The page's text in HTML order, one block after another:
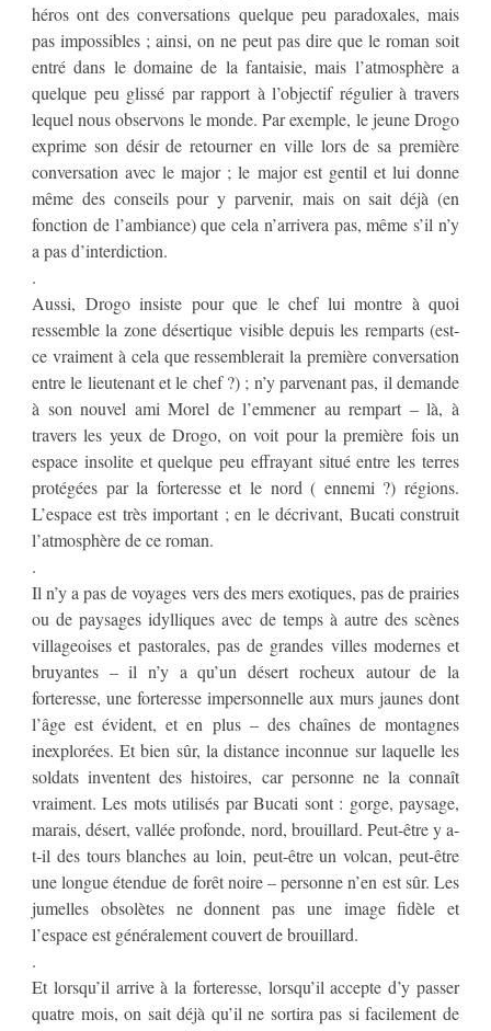
héros ont des conversations quelque peu paradoxales, mais
pas impossibles ; ainsi, on ne peut pas dire que le roman soit
entré dans le domaine de la fantaisie, mais l’atmosphère a
quelque peu glissé par rapport à l’objectif régulier à travers
lequel nous observons le monde. Par exemple, le jeune Drogo
exprime son désir de retourner en ville lors de sa première
conversation avec le major ; le major est gentil et lui donne
même des conseils pour y parvenir, mais on sait déjà (en
fonction de l’ambiance) que cela n’arrivera pas, même s’il n’y
a pas d’interdiction.
.
Aussi, Drogo insiste pour que le chef lui montre à quoi
ressemble la zone désertique visible depuis les remparts (est-
ce vraiment à cela que ressemblerait la première conversation
entre le lieutenant et le chef ?) ; n’y parvenant pas, il demande
à son nouvel ami Morel de l’emmener au rempart – là, à
travers les yeux de Drogo, on voit pour la première fois un
espace insolite et quelque peu effrayant situé entre les terres
protégées par la forteresse et le nord ( ennemi ?) régions.
L’espace est très important ; en le décrivant, Bucati construit
l’atmosphère de ce roman.
.
Il n’y a pas de voyages vers des mers exotiques, pas de prairies
ou de paysages idylliques avec de temps à autre des scènes
villageoises et pastorales, pas de grandes villes modernes et
bruyantes – il n’y a qu’un désert rocheux autour de la
forteresse, une forteresse impersonnelle aux murs jaunes dont
l’âge est évident, et en plus – des chaînes de montagnes
inexplorées. Et bien sûr, la distance inconnue sur laquelle les
soldats inventent des histoires, car personne ne la connaît
vraiment. Les mots utilisés par Bucati sont : gorge, paysage,
marais, désert, vallée profonde, nord, brouillard. Peut-être y a-
t-il des tours blanches au loin, peut-être un volcan, peut-être
une longue étendue de forêt noire – personne n’en est sûr. Les
jumelles obsolètes ne donnent pas une image fidèle et
l’espace est généralement couvert de brouillard.
.
Et lorsqu’il arrive à la forteresse, lorsqu’il accepte d’y passer
quatre mois, on sait déjà qu’il ne sortira pas si facilement de